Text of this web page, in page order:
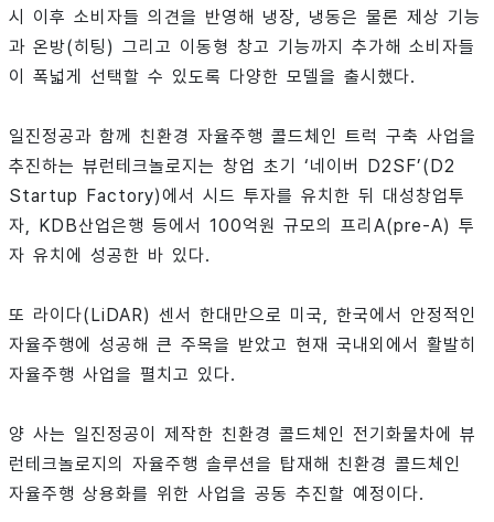
시 이후 소비자들 의견을 반영해 냉장, 냉동은 물론 제상 기능
과 온방(히팅) 그리고 이동형 창고 기능까지 추가해 소비자들
이 폭넓게 선택할 수 있도록 다양한 모델을 출시했다.
일진정공과 함께 친환경 자율주행 콜드체인 트럭 구축 사업을
추진하는 뷰런테크놀로지는 창업 초기 ‘네이버 D2SF’(D2
Startup Factory)에서 시드 투자를 유치한 뒤 대성창업투
자, KDB산업은행 등에서 100억원 규모의 프리A(pre-A) 투
자 유치에 성공한 바 있다.
또 라이다(LiDAR) 센서 한대만으로 미국, 한국에서 안정적인
자율주행에 성공해 큰 주목을 받았고 현재 국내외에서 활발히
자율주행 사업을 펼치고 있다.
양 사는 일진정공이 제작한 친환경 콜드체인 전기화물차에 뷰
런테크놀로지의 자율주행 솔루션을 탑재해 친환경 콜드체인
자율주행 상용화를 위한 사업을 공동 추진할 예정이다.